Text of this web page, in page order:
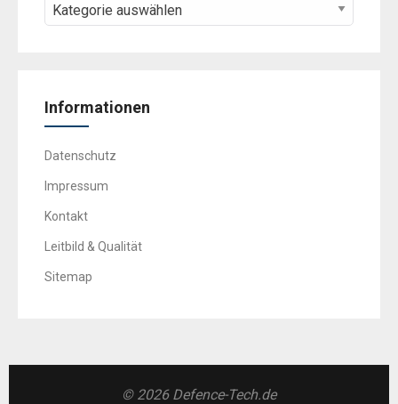
Informationen
Datenschutz
Impressum
Kontakt
Leitbild & Qualität
Sitemap
© 2026 Defence-Tech.de